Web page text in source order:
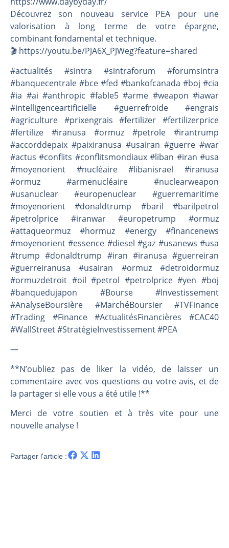
Découvrez son nouveau service PEA pour une
valorisation à long terme de votre épargne,
combinant fondamental et technique.
🎬️ https://youtu.be/PJA6X_PJWeg?feature=shared
#actualités #sintra #sintraforum #forumsintra
#banquecentrale #bce #fed #bankofcanada #boj #cia
#ia #ai #anthropic #fable5 #arme #weapon #iawar
#intelligenceartificielle #guerrefroide #engrais
#agriculture #prixengrais #fertilizer #fertilizerprice
#fertilize #iranusa #ormuz #petrole #irantrump
#accorddepaix #paixiranusa #usairan #guerre #war
#actus #conflits #conflitsmondiaux #liban #iran #usa
#moyenorient #nucléaire #libanisrael #iranusa
#ormuz #armenucléaire #nuclearweapon
#usanuclear #europenuclear #guerremaritime
#moyenorient #donaldtrump #baril #barilpetrol
#petrolprice #iranwar #europetrump #ormuz
#attaqueormuz #hormuz #energy #financenews
#moyenorient #essence #diesel #gaz #usanews #usa
#trump #donaldtrump #iran #iranusa #guerreiran
#guerreiranusa #usairan #ormuz #detroidormuz
#ormuzdetroit #oil #petrol #petrolprice #yen #boj
#banquedujapon #Bourse #Investissement
#AnalyseBoursière #MarchéBoursier #TVFinance
#Trading #Finance #ActualitésFinancières #CAC40
#WallStreet #StratégieInvestissement #PEA
—
**N’oubliez pas de liker la vidéo, de laisser un
commentaire avec vos questions ou votre avis, et de
la partager si elle vous a été utile !**
Merci de votre soutien et à très vite pour une
nouvelle analyse !
Partager l'article :